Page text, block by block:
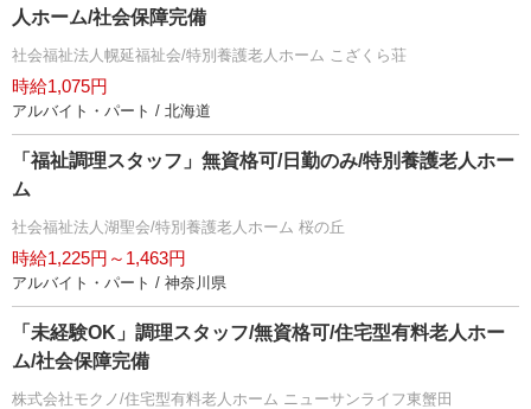
人ホーム/社会保障完備
社会福祉法人幌延福祉会/特別養護老人ホーム こざくら荘
時給1,075円
アルバイト・パート / 北海道
「福祉調理スタッフ」無資格可/日勤のみ/特別養護老人ホー
ム
社会福祉法人湖聖会/特別養護老人ホーム 桜の丘
時給1,225円～1,463円
アルバイト・パート / 神奈川県
「未経験OK」調理スタッフ/無資格可/住宅型有料老人ホー
ム/社会保障完備
株式会社モクノ/住宅型有料老人ホーム ニューサンライフ東蟹田